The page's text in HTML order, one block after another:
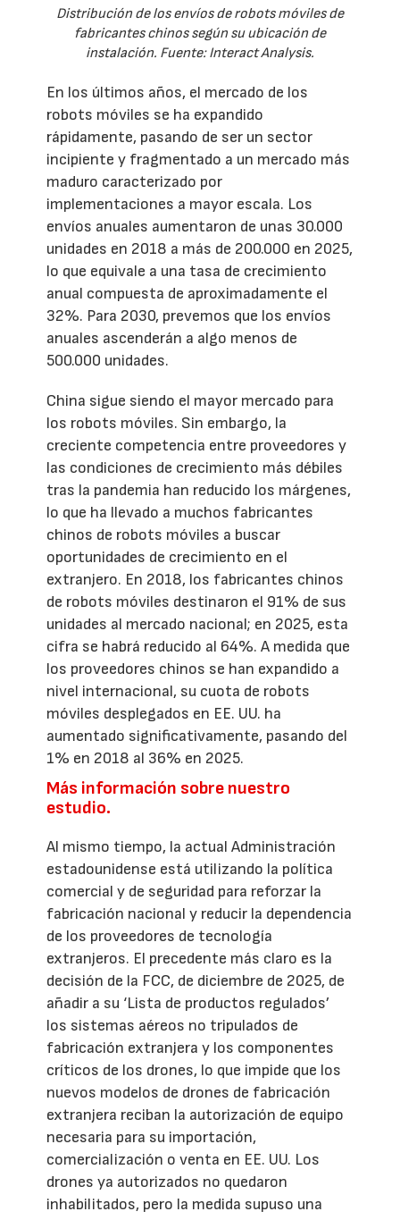
Distribución de los envíos de robots móviles de
fabricantes chinos según su ubicación de
instalación. Fuente: Interact Analysis.
En los últimos años, el mercado de los
robots móviles se ha expandido
rápidamente, pasando de ser un sector
incipiente y fragmentado a un mercado más
maduro caracterizado por
implementaciones a mayor escala. Los
envíos anuales aumentaron de unas 30.000
unidades en 2018 a más de 200.000 en 2025,
lo que equivale a una tasa de crecimiento
anual compuesta de aproximadamente el
32%. Para 2030, prevemos que los envíos
anuales ascenderán a algo menos de
500.000 unidades.
China sigue siendo el mayor mercado para
los robots móviles. Sin embargo, la
creciente competencia entre proveedores y
las condiciones de crecimiento más débiles
tras la pandemia han reducido los márgenes,
lo que ha llevado a muchos fabricantes
chinos de robots móviles a buscar
oportunidades de crecimiento en el
extranjero. En 2018, los fabricantes chinos
de robots móviles destinaron el 91% de sus
unidades al mercado nacional; en 2025, esta
cifra se habrá reducido al 64%. A medida que
los proveedores chinos se han expandido a
nivel internacional, su cuota de robots
móviles desplegados en EE. UU. ha
aumentado significativamente, pasando del
1% en 2018 al 36% en 2025.
Más información sobre nuestro
estudio.
Al mismo tiempo, la actual Administración
estadounidense está utilizando la política
comercial y de seguridad para reforzar la
fabricación nacional y reducir la dependencia
de los proveedores de tecnología
extranjeros. El precedente más claro es la
decisión de la FCC, de diciembre de 2025, de
añadir a su ‘Lista de productos regulados’
los sistemas aéreos no tripulados de
fabricación extranjera y los componentes
críticos de los drones, lo que impide que los
nuevos modelos de drones de fabricación
extranjera reciban la autorización de equipo
necesaria para su importación,
comercialización o venta en EE. UU. Los
drones ya autorizados no quedaron
inhabilitados, pero la medida supuso una